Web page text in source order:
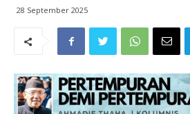
28 September 2025